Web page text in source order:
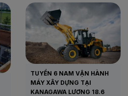
TUYỂN 6 NAM VẬN HÀNH
MÁY XÂY DỰNG TẠI
KANAGAWA LƯƠNG 18.6